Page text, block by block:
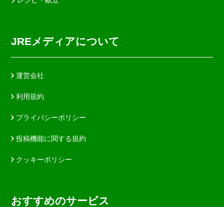
JREメディアについて
運営会社
利用規約
プライバシーポリシー
投稿機能に関する規約
クッキーポリシー
おすすめのサービス